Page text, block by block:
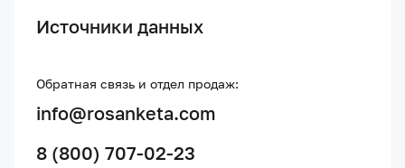
Источники данных
Обратная связь и отдел продаж:
info@rosanketa.com
8 (800) 707-02-23